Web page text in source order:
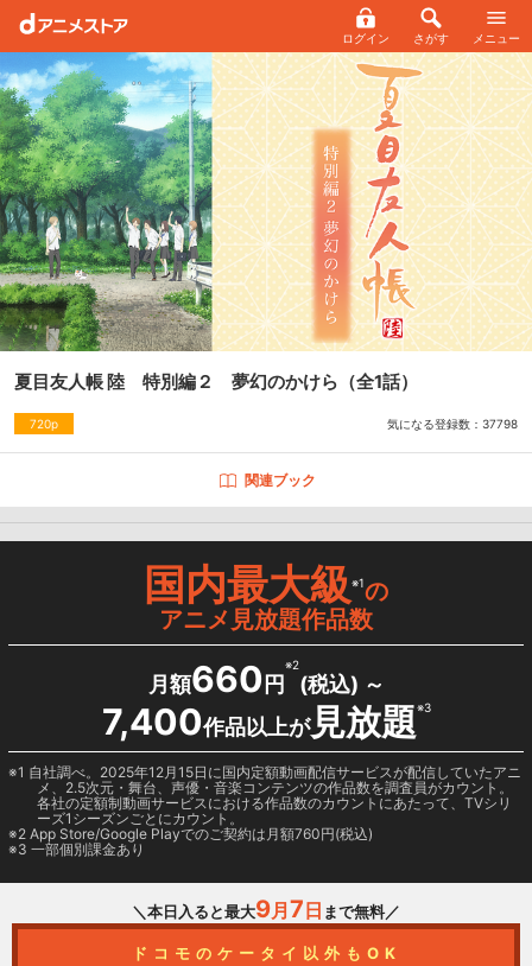
ログイン さがす メニュー
夏目友人帳 陸 特別編２ 夢幻のかけら （全1話）
720p 気になる登録数： 37798
関連ブック
国内最大級※1の
アニメ見放題作品数
月額660 円
※2
(税込) ～
7,400作品以上が見放題※3
1 自社調べ。2025年12月15日に国内定額動画配信サービスが配信していたアニ
メ、2.5次元・舞台、声優・音楽コンテンツの作品数を調査員がカウント。
各社の定額制動画サービスにおける作品数のカウントにあたって、TVシリ
ーズ1シーズンごとにカウント。
2 App Store/Google Playでのご契約は月額760円(税込)
3 一部個別課金あり
＼本日入ると最大9月 7 日 まで無料／
ドコモのケータイ以外もOK